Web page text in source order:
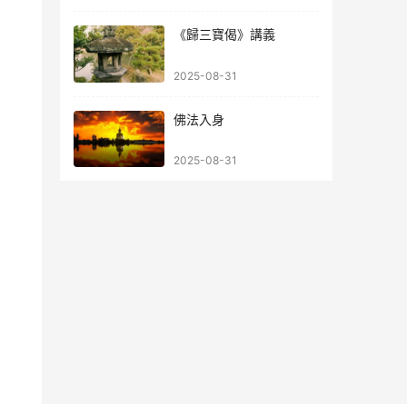
《歸三寶偈》講義
2025-08-31
佛法入身
2025-08-31